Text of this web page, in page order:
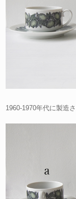
1960-1970年代に製造